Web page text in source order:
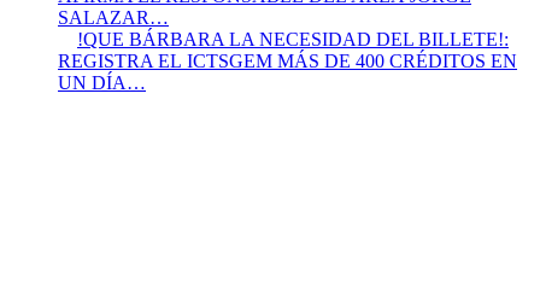
SALAZAR…
!QUE BÁRBARA LA NECESIDAD DEL BILLETE!:
REGISTRA EL ICTSGEM MÁS DE 400 CRÉDITOS EN
UN DÍA…